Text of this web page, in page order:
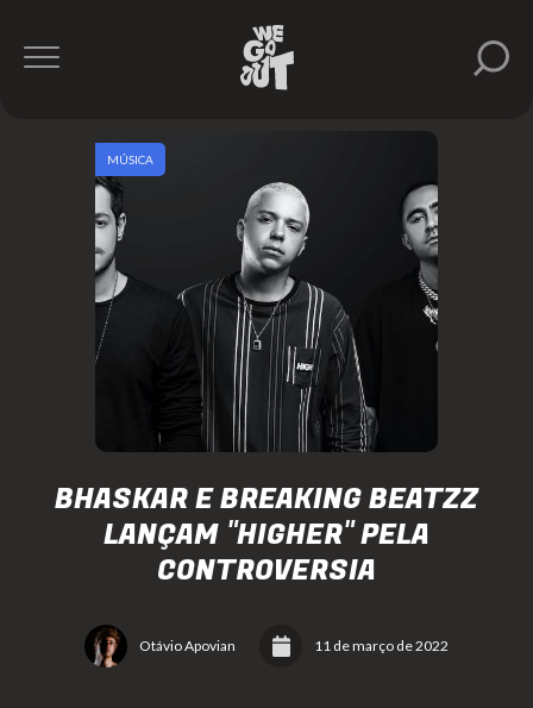
BHASKAR E BREAKING BEATZZ
LANÇAM "HIGHER" PELA
CONTROVERSIA
Otávio Apovian 11 de março de 2022
MÚSICA